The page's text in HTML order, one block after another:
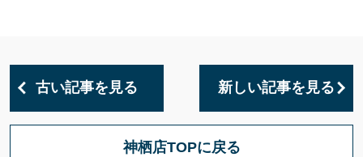
古い記事を見る 新しい記事を見る
神栖店TOPに戻る